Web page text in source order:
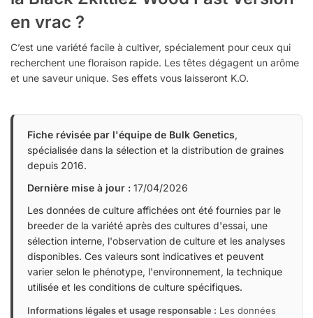
en vrac ?
C’est une variété facile à cultiver, spécialement pour ceux qui
recherchent une floraison rapide. Les têtes dégagent un arôme
et une saveur unique. Ses effets vous laisseront K.O.
Fiche révisée par l'équipe de Bulk Genetics,
spécialisée dans la sélection et la distribution de graines
depuis 2016.
Dernière mise à jour : 17/04/2026
Les données de culture affichées ont été fournies par le
breeder de la variété après des cultures d'essai, une
sélection interne, l'observation de culture et les analyses
disponibles. Ces valeurs sont indicatives et peuvent
varier selon le phénotype, l'environnement, la technique
utilisée et les conditions de culture spécifiques.
Informations légales et usage responsable : Les données